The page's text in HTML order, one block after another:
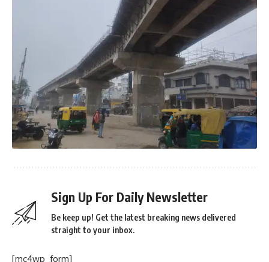
Sign Up For Daily Newsletter
Be keep up! Get the latest breaking news delivered
straight to your inbox.
[mc4wp_form]